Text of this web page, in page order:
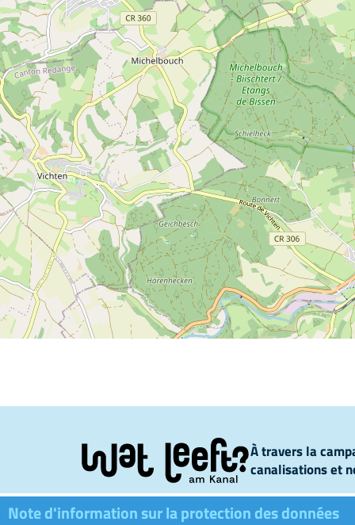
Note d'information sur la protection des données
À travers la
canalisations et